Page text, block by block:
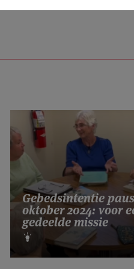
Gebedsintentie paus
oktober 2024: voor
gedeelde missie